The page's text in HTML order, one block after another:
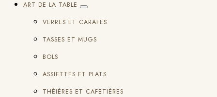
ART DE LA TABLE
VERRES ET CARAFES
TASSES ET MUGS
BOLS
ASSIETTES ET PLATS
THÉIÈRES ET CAFETIÈRES